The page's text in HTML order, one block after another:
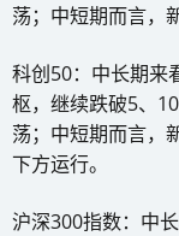
荡；中短期而言，
科创50：中长期来
枢，继续跌破5、
荡；中短期而言，
下方运行。
沪深300指数：中